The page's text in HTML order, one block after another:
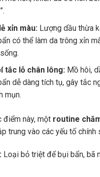
xỉn màu: Lượng dầu thừa
có thể làm da trông xỉn
tắc lỗ chân lông: Mồ hôi,
dễ dàng tích tụ, gây tắc
mụn.
điểm này, một routine
trung vào các yếu tố chính
Loại bỏ triệt để bụi bẩn, bã